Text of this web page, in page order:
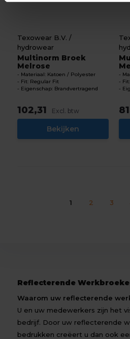
Texowear B.V. /
hydrowear
Multinorm Broek
Melrose
Materiaal: Katoen / Polyester
Fit: Regular Fit
Eigenschap: Brandvertragend
102,31 Excl. btw
Bekijken
1 2 3
Reflecterende
Waarom uw reflecterende
U en uw medewerkers zijn het
bedrijf. Door uw reflecterende
bedrukken creëert u dan ook